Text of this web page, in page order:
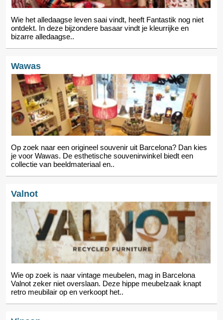
Wie het alledaagse leven saai vindt, heeft Fantastik nog niet
ontdekt. In deze bijzondere basaar vindt je kleurrijke en
bizarre alledaagse..
Wawas
Op zoek naar een origineel souvenir uit Barcelona? Dan kies
je voor Wawas. De esthetische souvenirwinkel biedt een
collectie van beeldmateriaal en..
Valnot
Wie op zoek is naar vintage meubelen, mag in Barcelona
Valnot zeker niet overslaan. Deze hippe meubelzaak knapt
retro meubilair op en verkoopt het..